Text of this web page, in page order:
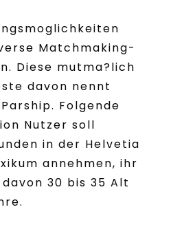
Matchmaking-
Diese mutma?lich
davon nennt
Folgende
Nutzer soll
in der Helvetia
annehmen, ihr
30 bis 35 Alt